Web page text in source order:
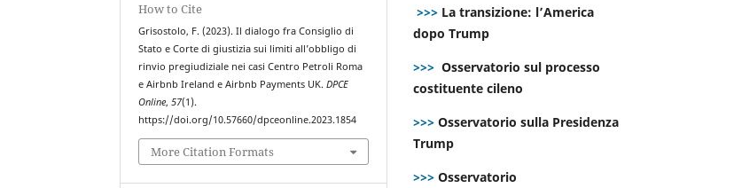
How to Cite
Grisostolo, F. (2023). Il dialogo fra Consiglio di
Stato e Corte di giustizia sui limiti all’obbligo di
rinvio pregiudiziale nei casi Centro Petroli Roma
e Airbnb Ireland e Airbnb Payments UK.DPCE
Online,57(1).
https://doi.org/10.57660/dpceonline.2023.1854
More Citation Formats
>>> La transizione: l’America
dopo Trump
>>> Osservatorio sul processo
costituente cileno
>>> Osservatorio sulla Presidenza
Trump
>>> Osservatorio